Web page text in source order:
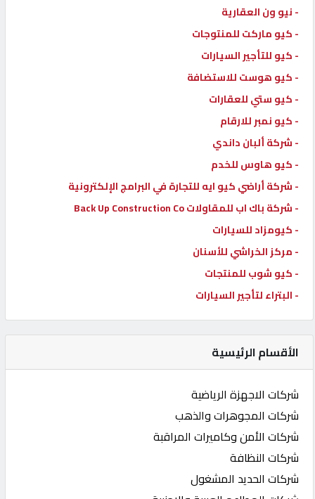
الدليل
القطري
POWERED
QHOST
- نيو ون العقارية
- كيو ماركت للمنتوجات
- كيو للتأجير السيارات
- كيو هوست للاستضافة
- كيو ستي للعقارات
- كيو نمبر للارقام
- شركة ألبان داندي
- كيو هاوس للخدم
- شركة أراضي كيو ايه للتجارة في البرامج الإلكترونية
- شركة باك اب للمقاولات Back Up Construction Co
- كيومزاد للسيارات
- مركز الخراشي للأسنان
- كيو شوب للمنتجات
- البتراء لتأجير السيارات
الأقسام الرئيسية
شركات الاجهزة الرياضية
شركات المجوهرات والذهب
شركات الأمن وكاميرات المراقبة
شركات النظافة
شركات الحديد المشغول